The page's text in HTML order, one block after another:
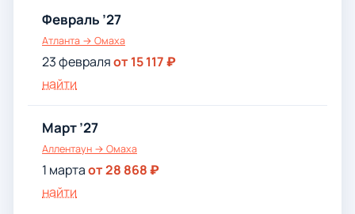
Февраль ’27
Атланта → Омаха
23 февраляот 15 117 ₽
найти
Март ’27
Аллентаун → Омаха
1 мартаот 28 868 ₽
найти